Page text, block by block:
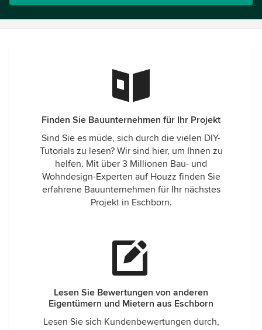
Finden Sie Bauunternehmen für Ihr Projekt
Sind Sie es müde, sich durch die vielen DIY-
Tutorials zu lesen? Wir sind hier, um Ihnen zu
helfen. Mit über 3 Millionen Bau- und
Wohndesign-Experten auf Houzz finden Sie
erfahrene Bauunternehmen für Ihr nächstes
Projekt in Eschborn.
Lesen Sie Bewertungen von anderen
Eigentümern und Mietern aus Eschborn
Lesen Sie sich Kundenbewertungen durch,